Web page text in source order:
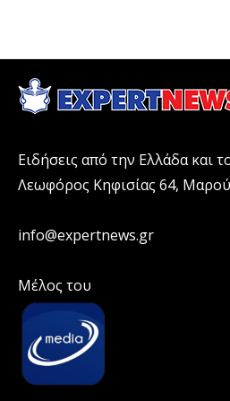
Ειδήσεις από την Ελλάδα και
Λεωφόρος Κηφισίας 64,
info@expertnews.gr
Μέλος του